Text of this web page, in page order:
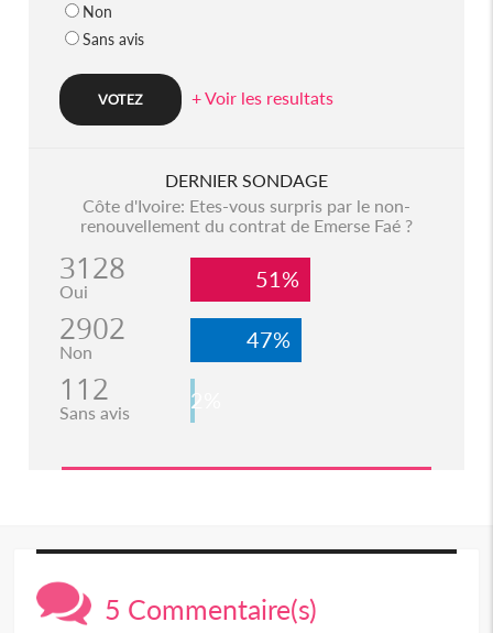
Non
Sans avis
+ Voir les resultats
DERNIER SONDAGE
Côte d'Ivoire: Etes-vous surpris par le non-
renouvellement du contrat de Emerse Faé ?
3128
Oui 51%
2902
Non 47%
112
Sans avis 2%
5 Commentaire(s)